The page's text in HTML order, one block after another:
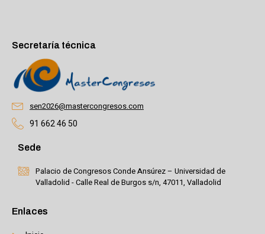
Secretaría técnica
sen2026@mastercongresos.com
91 662 46 50
Sede
Palacio de Congresos Conde Ansúrez – Universidad de
Valladolid - Calle Real de Burgos s/n, 47011, Valladolid
Enlaces